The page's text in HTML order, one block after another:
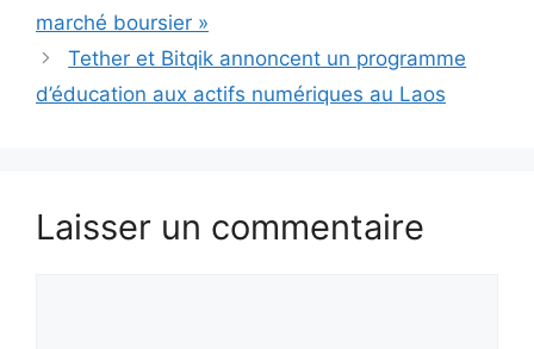
marché boursier »
Tether et Bitqik annoncent un programme
d’éducation aux actifs numériques au Laos
Laisser un commentaire